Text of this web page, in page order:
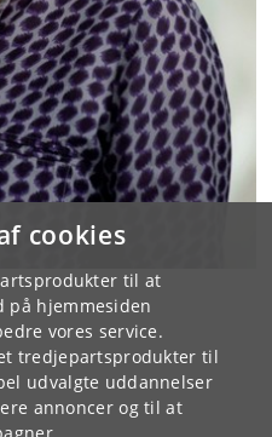
cookies
til at
hjemmesiden
vores service.
tredjepartsprodukter til
udvalgte uddannelser
annoncer og til at